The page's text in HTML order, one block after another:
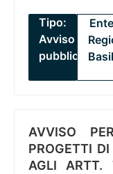
Tipo:
Avviso
pubblico
AVVISO
PROGETTI
AGLI